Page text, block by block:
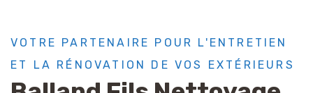
VOTRE PARTENAIRE POUR L'ENTRETIEN
ET LA RÉNOVATION DE VOS EXTÉRIEURS